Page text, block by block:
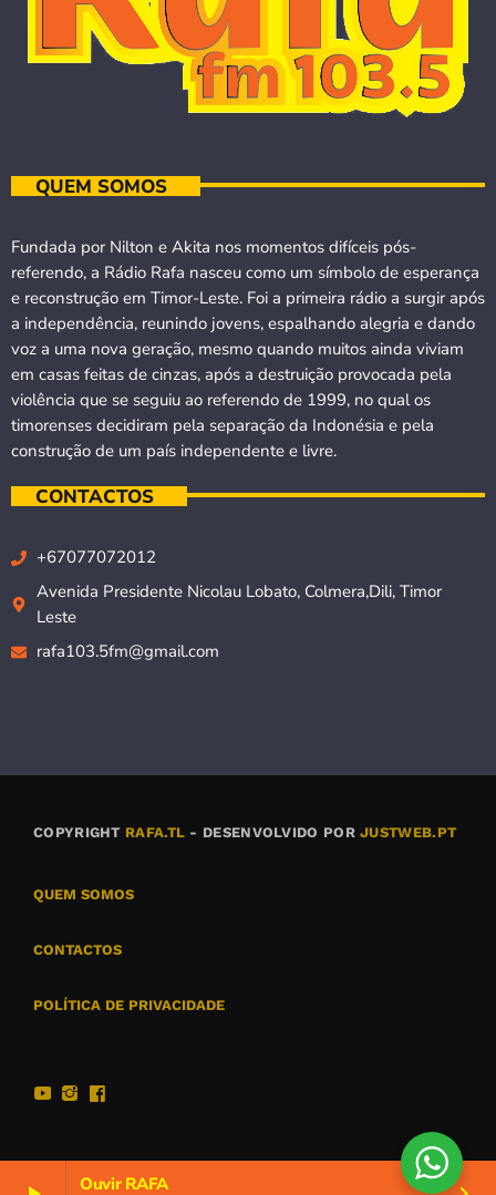
Ouvir RAFA
QUEM SOMOS
Fundada por Nilton e Akita nos momentos difíceis pós-
referendo, a Rádio Rafa nasceu como um símbolo de esperança
e reconstrução em Timor-Leste. Foi a primeira rádio a surgir após
a independência, reunindo jovens, espalhando alegria e dando
voz a uma nova geração, mesmo quando muitos ainda viviam
em casas feitas de cinzas, após a destruição provocada pela
violência que se seguiu ao referendo de 1999, no qual os
timorenses decidiram pela separação da Indonésia e pela
construção de um país independente e livre.
CONTACTOS
+67077072012
Avenida Presidente Nicolau Lobato, Colmera,Dili, Timor
Leste
rafa103.5fm@gmail.com
COPYRIGHT RAFA.TL - DESENVOLVIDO PORJUSTWEB.PT
QUEM SOMOS
CONTACTOS
POLÍTICA DE PRIVACIDADE